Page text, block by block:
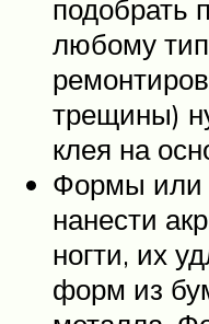
подобрать
любому
трещины)
клея на
Формы или
нанести
ногти, их
форм из